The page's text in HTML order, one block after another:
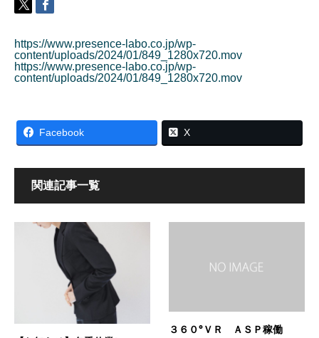
https://www.presence-labo.co.jp/wp-
content/uploads/2024/01/849_1280x720.mov
https://www.presence-labo.co.jp/wp-
content/uploads/2024/01/849_1280x720.mov
Facebook X
関連記事一覧
３６０°ＶＲ ＡＳＰ稼働